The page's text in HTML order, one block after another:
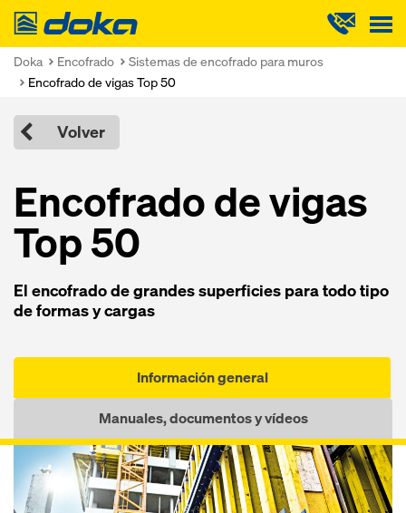
Doka
Doka Encofrado
Sistemas de encofrado para muros
Encofrado de vigas Top 50
Volver
Encofrado de vigas
Top 50
El encofrado de grandes superficies para todo tipo
de formas y cargas
Información general
Manuales, documentos y vídeos